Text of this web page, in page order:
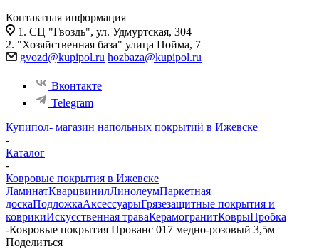
Контактная информация
1. СЦ "Гвоздь", ул. Удмуртская, 304
2. "Хозяйственная база" улица Пойма, 7
gvozd@kupipol.ru hozbaza@kupipol.ru
Вконтакте
Telegram
Купипол- магазин напольных покрытий в Ижевске
-
Каталог
-
Ковровые покрытия в Ижевске
ЛаминатКварцвинилЛинолеумПаркетная
доскаПодложкаАксессуарыГрязезащитные покрытия и
коврикиИскусственная траваКерамогранитКоврыПробка
-Ковровые покрытия Прованс 017 медно-розовый 3,5м
Поделиться